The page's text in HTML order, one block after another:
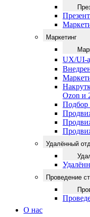
Маркетинг
UX/UI-
Ozon и
Подбор
Удалённый
Проведение
О нас